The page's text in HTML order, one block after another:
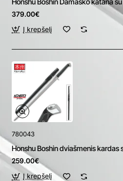
379.00€
Į krepšelį
780043
Honshu Boshin dviašmenis kardas
259.00€
Į krepšelį